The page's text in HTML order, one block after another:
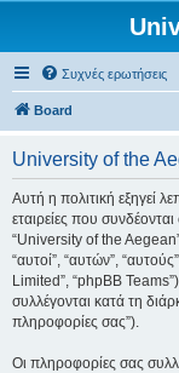
Συχνές ερωτήσεις
Board
University of the
Αυτή η πολιτική εξηγεί
εταιρείες που συνδέονται
“University of the
“αυτοί”, “αυτών”,
Limited”, “phpBB
συλλέγονται κατά τη
πληροφορίες σας”).
Οι πληροφορίες σας